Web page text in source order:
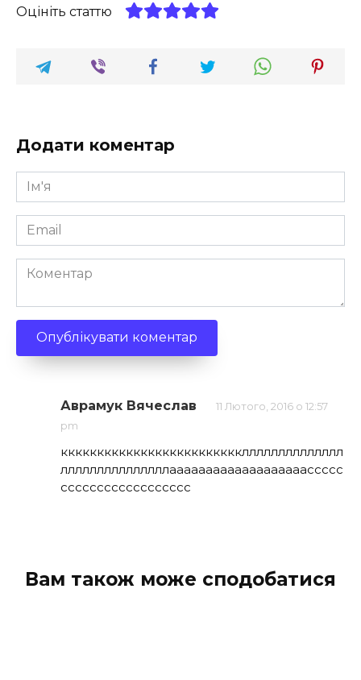
Оцініть статтю
Додати коментар
Ім'я
*
Email
*
Коментар
Аврамук Вячеслав
11 Лютого, 2016 о 12:57
pm
ккккккккккккккккккккккккклллллллллллллл
лллллллллллллллааааааааааааааааааассссс
сссссссссссссссссс
Вам також може сподобатися